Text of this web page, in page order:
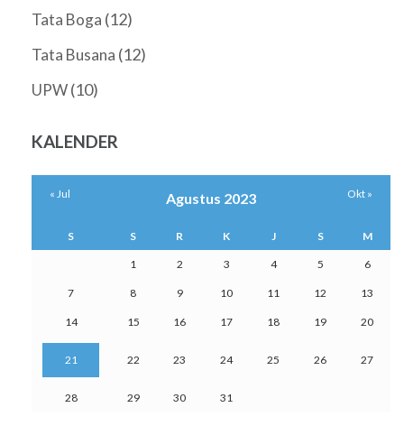
Tata Boga (12)
Tata Busana (12)
UPW(10)
KALENDER
Agustus 2023
S S R K J S M
1 2 3 4 5 6
7 8 9 10 11 12 13
14 15 16 17 18 19 20
21 22 23 24 25 26 27
28 29 30 31
« Jul Okt »